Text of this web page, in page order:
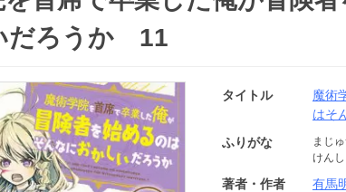
だろうか 11
タイトル
魔術
はそ
ふりがな
まじ
けん
著者・作者 有馬